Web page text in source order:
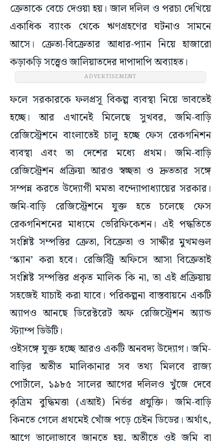
ক্রেতাকে বেচে দেওয়া হয়। জাল দলিল ও পরচা দেখিয়ে
একাধিক ব্যাংক থেকে ঋণগ্রহণের ঘটনাও সামনে
আসে। ক্রেতা-বিক্রেতার আধার-প্যান নিয়ে হাজারো
কড়াকড়ি সত্ত্বেও জালিয়াতদের দাপাদাপি অব্যাহত।
ADVERTISEMENT
ফলে সরকারকে ফলপ্রসূ বিকল্প ব্যবস্থা নিয়ে ভাবতেই
হচ্ছে। আর এখানেই মিলেছে সুখবর, জমি-বাড়ি
রেজিস্ট্রেশনে বাংলাতেই চালু হচ্ছে ফেস রেকগনিশন
ব্যবস্থা এবং তা দেশের মধ্যে প্রথম। জমি-বাড়ি
রেজিস্ট্রেশন প্রক্রিয়া আরও স্বচ্ছতা ও দ্রুততার সঙ্গে
সম্পন্ন করতে উদ্যোগী মমতা বন্দ্যোপাধ্যায়ের সরকার।
জমি-বাড়ি রেজিস্ট্রেশনে যুক্ত হতে চলেছে ফেস
রেকগনিশনের মাধ্যমে ভেরিফিকেশন। এই পদ্ধতিতে
সংশ্লিষ্ট সম্পত্তির ক্রেতা, বিক্রেতা ও সাক্ষীর মুখমণ্ডল
‘স্ক্যান’ করা হবে। রেজিস্ট্রি অফিসে আসা বিক্রেতাই
সংশ্লিষ্ট সম্পত্তির প্রকৃত মালিক কি না, তা এই প্রক্রিয়ায়
সহজেই যাচাই করা যাবে। পরিকল্পনা বাস্তবায়নে একটি
অ্যাপও আনছে ডিরেক্টরেট অফ রেজিস্ট্রেশন অ্যান্ড
স্ট্যাম্প ডিউটি।
ওইসঙ্গে যুক্ত হচ্ছে আরও একটি অনবদ্য উদ্যোগ। জমি-
বাড়ির অতীত মালিকানার সব তথ্য মিলবে রাজ্য
পোর্টালে, ১৯৮৫ সালের আগের দলিলও খুঁজে দেবে
কৃত্রিম বুদ্ধিমত্তা (এআই) নির্ভর প্রযুক্তি। জমি-বাড়ি
কিনতে গেলে প্রথমেই খোঁজ পড়ে চেইন ডিডের। অর্থাৎ,